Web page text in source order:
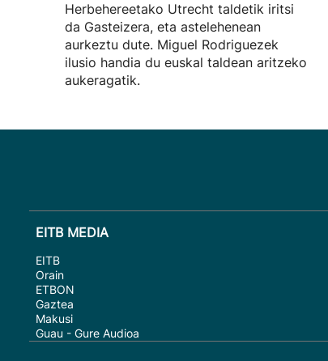
Herbehereetako Utrecht taldetik iritsi
da Gasteizera, eta astelehenean
aurkeztu dute. Miguel Rodriguezek
ilusio handia du euskal taldean aritzeko
aukeragatik.
EITB MEDIA
EITB
Orain
ETBON
Gaztea
Makusi
Guau - Gure Audioa